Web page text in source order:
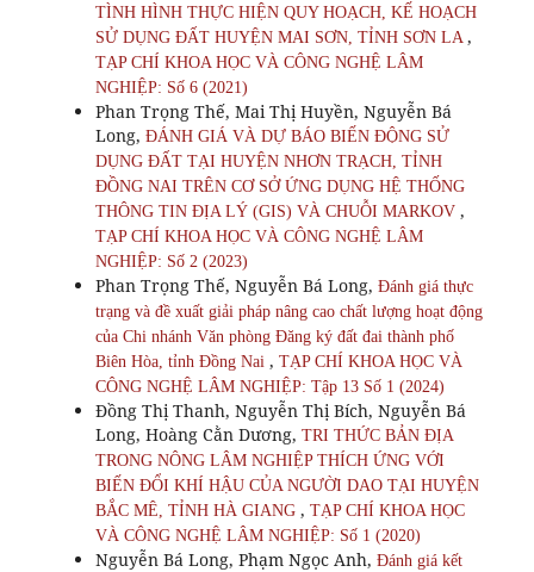
TÌNH HÌNH THỰC HIỆN QUY HOẠCH, KẾ HOẠCH
SỬ DỤNG ĐẤT HUYỆN MAI SƠN, TỈNH SƠN LA ,
TẠP CHÍ KHOA HỌC VÀ CÔNG NGHỆ LÂM
NGHIỆP: Số 6 (2021)
Phan Trọng Thế, Mai Thị Huyền, Nguyễn Bá
Long, ĐÁNH GIÁ VÀ DỰ BÁO BIẾN ĐỘNG SỬ
DỤNG ĐẤT TẠI HUYỆN NHƠN TRẠCH, TỈNH
ĐỒNG NAI TRÊN CƠ SỞ ỨNG DỤNG HỆ THỐNG
THÔNG TIN ĐỊA LÝ (GIS) VÀ CHUỖI MARKOV ,
TẠP CHÍ KHOA HỌC VÀ CÔNG NGHỆ LÂM
NGHIỆP: Số 2 (2023)
Phan Trọng Thế, Nguyễn Bá Long, Đánh giá thực
trạng và đề xuất giải pháp nâng cao chất lượng hoạt động
của Chi nhánh Văn phòng Đăng ký đất đai thành phố
Biên Hòa, tỉnh Đồng Nai , TẠP CHÍ KHOA HỌC VÀ
CÔNG NGHỆ LÂM NGHIỆP: Tập 13 Số 1 (2024)
Đồng Thị Thanh, Nguyễn Thị Bích, Nguyễn Bá
Long, Hoàng Cằn Dương, TRI THỨC BẢN ĐỊA
TRONG NÔNG LÂM NGHIỆP THÍCH ỨNG VỚI
BIẾN ĐỔI KHÍ HẬU CỦA NGƯỜI DAO TẠI HUYỆN
BẮC MÊ, TỈNH HÀ GIANG , TẠP CHÍ KHOA HỌC
VÀ CÔNG NGHỆ LÂM NGHIỆP: Số 1 (2020)
Nguyễn Bá Long, Phạm Ngọc Anh, Đánh giá kết